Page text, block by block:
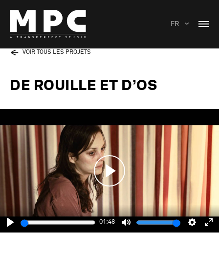
FR
VOIR TOUS LES PROJETS
DE ROUILLE ET D’OS
Play
01:48
Mute
Play